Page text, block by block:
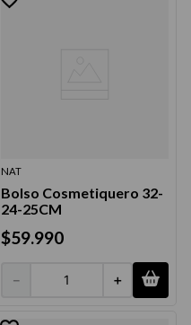
NAT
Bolso Cosmetiquero 32-
24-25CM
$59.990
＋
－